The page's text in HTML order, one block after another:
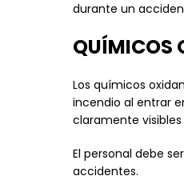
durante un
QUÍMICOS
Los químicos
incendio al entrar
claramente
El personal debe
accidentes.